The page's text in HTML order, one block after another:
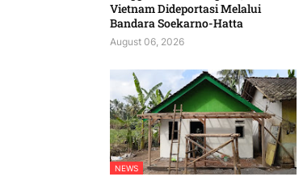
Vietnam Dideportasi Melalui
Bandara Soekarno-Hatta
August 06, 2026
NEWS